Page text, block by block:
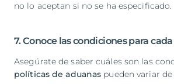
no lo aceptan si no se ha especificado.
7. Conoce las condiciones para
Asegúrate de saber cuáles son las
políticas de aduanas pueden variar